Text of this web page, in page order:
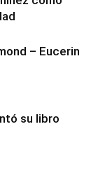
– Eucerin
su libro